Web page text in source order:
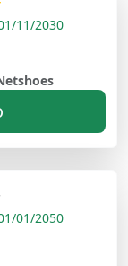
11/2030
01/2050